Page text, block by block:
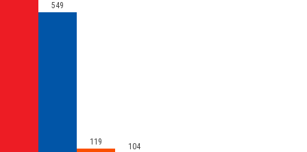
549
119 104